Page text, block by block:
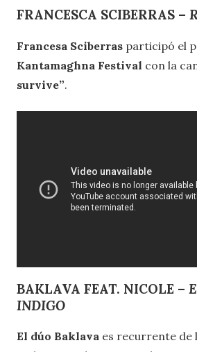
FRANCESCA SCIBERRAS –
Francesa Sciberras participó el
Kantamaghna Festival con la
survive”.
BAKLAVA FEAT. NICOLE –
INDIGO
El dúo Baklava es recurrente de